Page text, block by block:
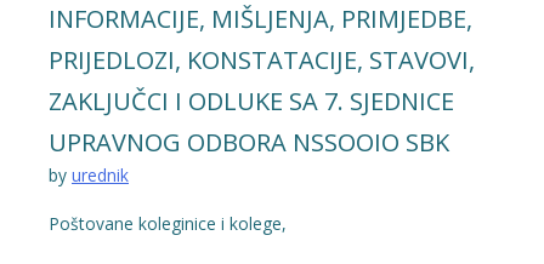
INFORMACIJE, MIŠLJENJA, PRIMJEDBE,
PRIJEDLOZI, KONSTATACIJE, STAVOVI,
ZAKLJUČCI I ODLUKE SA 7. SJEDNICE
UPRAVNOG ODBORA NSSOOIO SBK
by urednik
Poštovane koleginice i kolege,